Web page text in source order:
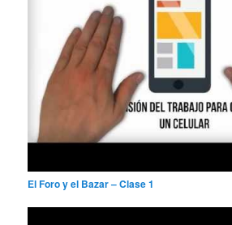
El Foro y el Bazar – Clase 1